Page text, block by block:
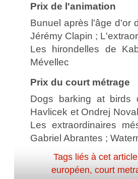
Prix de l'animation
Bunuel après l'âge d'or
Jérémy Clapin ;
Les hirondelles de
Mévellec
Prix du court métrage
Dogs barking at birds
Havlicek et Ondrej
Les extraordinaires
Gabriel Abrantes ;
Tags liés à cet
européen, court